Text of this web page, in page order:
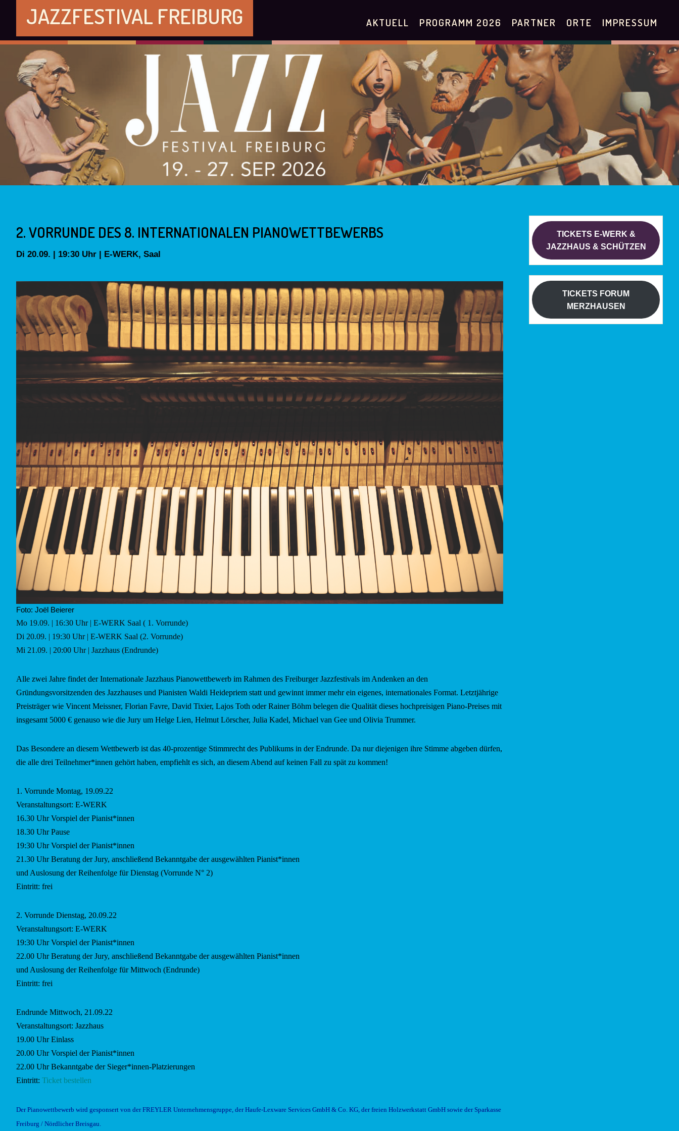
AKTUELL PROGRAMM 2026 PARTNER ORTE IMPRESSUM
JAZZFESTIVAL FREIBURG
2. VORRUNDE DES 8. INTERNATIONALEN PIANOWETTBEWERBS
Di 20.09. | 19:30 Uhr | E-WERK, Saal
Foto: Joël Beierer
Mo 19.09. | 16:30 Uhr | E-WERK Saal ( 1. Vorrunde)
Di 20.09. | 19:30 Uhr | E-WERK Saal (2. Vorrunde)
Mi 21.09. | 20:00 Uhr | Jazzhaus (Endrunde)
Alle zwei Jahre findet der Internationale Jazzhaus Pianowettbewerb im Rahmen des Freiburger Jazzfestivals im Andenken an den
Gründungsvorsitzenden des Jazzhauses und Pianisten Waldi Heidepriem statt und gewinnt immer mehr ein eigenes, internationales Format. Letztjährige
Preisträger wie Vincent Meissner, Florian Favre, David Tixier, Lajos Toth oder Rainer Böhm belegen die Qualität dieses hochpreisigen Piano-Preises mit
insgesamt 5000 € genauso wie die Jury um Helge Lien, Helmut Lörscher, Julia Kadel, Michael van Gee und Olivia Trummer.
Das Besondere an diesem Wettbewerb ist das 40-prozentige Stimmrecht des Publikums in der Endrunde. Da nur diejenigen ihre Stimme abgeben dürfen,
die alle drei Teilnehmer*innen gehört haben, empfiehlt es sich, an diesem Abend auf keinen Fall zu spät zu kommen!
1. Vorrunde Montag, 19.09.22
Veranstaltungsort: E-WERK
16.30 Uhr Vorspiel der Pianist*innen
18.30 Uhr Pause
19:30 Uhr Vorspiel der Pianist*innen
21.30 Uhr Beratung der Jury, anschließend Bekanntgabe der ausgewählten Pianist*innen
und Auslosung der Reihenfolge für Dienstag (Vorrunde N° 2)
Eintritt: frei
2. Vorrunde Dienstag, 20.09.22
Veranstaltungsort: E-WERK
19:30 Uhr Vorspiel der Pianist*innen
22.00 Uhr Beratung der Jury, anschließend Bekanntgabe der ausgewählten Pianist*innen
und Auslosung der Reihenfolge für Mittwoch (Endrunde)
Eintritt: frei
Endrunde Mittwoch, 21.09.22
Veranstaltungsort: Jazzhaus
19.00 Uhr Einlass
20.00 Uhr Vorspiel der Pianist*innen
22.00 Uhr Bekanntgabe der Sieger*innen-Platzierungen
Eintritt: Ticket bestellen
Der Pianowettbewerb wird gesponsert von der FREYLER Unternehmensgruppe, der Haufe-Lexware Services GmbH & Co. KG, der freien Holzwerkstatt GmbH sowie der Sparkasse
Freiburg / Nördlicher Breisgau.
TICKETS E-WERK &
JAZZHAUS & SCHÜTZEN
TICKETS FORUM
MERZHAUSEN